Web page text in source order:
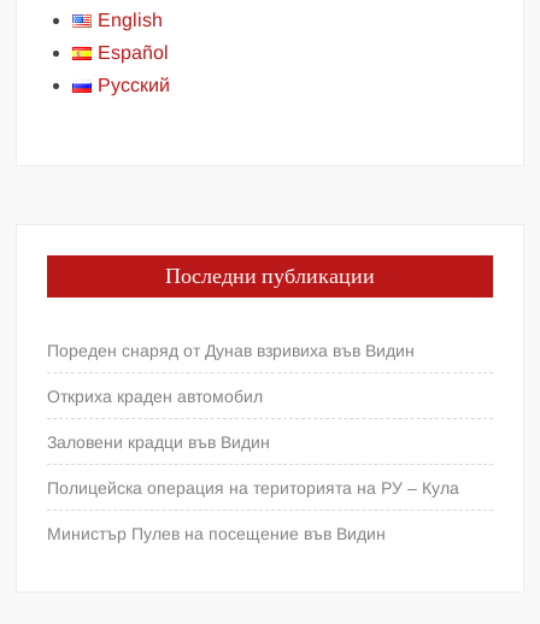
English
Español
Русский
Последни публикации
Пореден снаряд от Дунав взривиха във Видин
Откриха краден автомобил
Заловени крадци във Видин
Полицейска операция на територията на РУ – Кула
Министър Пулев на посещение във Видин